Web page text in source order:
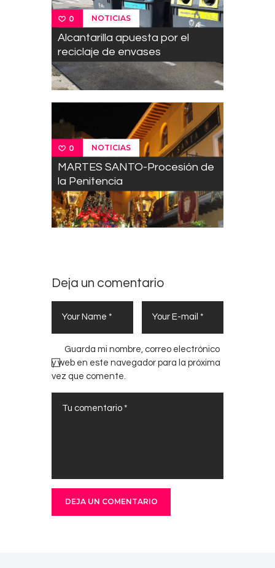
0 NOTICIAS
Alcantarilla apuesta por el
reciclaje de envases
0 NOTICIAS
MARTES SANTO-Procesión de
la Penitencia
Deja un comentario
Guarda mi nombre, correo electrónico
y web en este navegador para la próxima
vez que comente.